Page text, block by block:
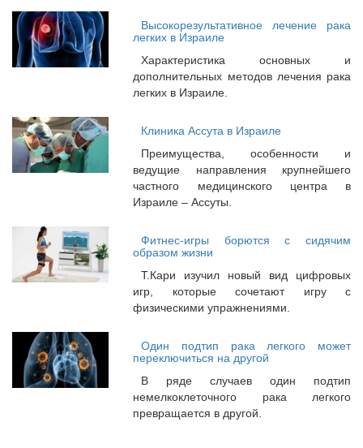
Высокорезультативное лечение рака
легких в Израиле
Характеристика основных и
дополнительных методов лечения рака
легких в Израиле.
Клиника Ассута в Израиле
Преимущества, особенности и
ведущие направления крупнейшего
частного медицинского центра в
Израиле – Ассуты.
Фитнес-игры борются с сидячим
образом жизни
Т.Кари изучил новый вид цифровых
игр, которые сочетают игру с
физическими упражнениями.
Один подтип рака легкого может
переключиться на другой
В ряде случаев один подтип
немелкоклеточного рака легкого
превращается в другой.